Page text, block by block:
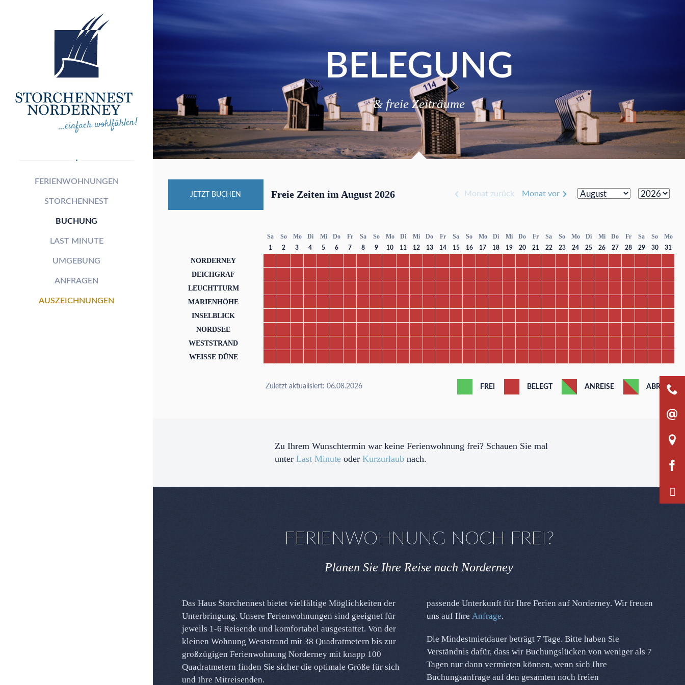
FERIENWOHNUNGEN
STORCHENNEST
BUCHUNG
LAST MINUTE
UMGEBUNG
ANFRAGEN
AUSZEICHNUNGEN
BELEGUNG
& freie Zeiträume
JETZT BUCHEN Freie Zeiten im August 2026 Monat zurück Monat vor
Sa
1
So
2
Mo
3
Di
4
Mi
5
Do
6
Fr
7
Sa
8
So
9
Mo
10
Di
11
Mi
12
Do
13
Fr
14
Sa
15
So
16
Mo
17
Di
18
Mi
19
Do
20
Fr
21
Sa
22
So
23
Mo
24
Di
25
Mi
26
Do
27
Fr
28
Sa
29
So
30
Mo
31
NORDERNEY
DEICHGRAF
LEUCHTTURM
MARIENHÖHE
INSELBLICK
NORDSEE
WESTSTRAND
WEISSE DÜNE
Zuletzt aktualisiert: 06.08.2026 FREI BELEGT ANREISE ABREISE
Zu Ihrem Wunschtermin war keine Ferienwohnung frei? Schauen Sie mal
unter Last Minute oder Kurzurlaub nach.
FERIENWOHNUNG NOCH FREI?
Planen Sie Ihre Reise nach Norderney
Das Haus Storchennest bietet vielfältige Möglichkeiten der
Unterbringung. Unsere Ferienwohnungen sind geeignet für
jeweils 1-6 Reisende und komfortabel ausgestattet. Von der
kleinen Wohnung Weststrand mit 38 Quadratmetern bis zur
großzügigen Ferienwohnung Norderney mit knapp 100
Quadratmetern finden Sie sicher die optimale Größe für sich
und Ihre Mitreisenden.
passende Unterkunft für Ihre Ferien auf Norderney. Wir freuen
uns auf Ihre Anfrage.
Die Mindestmietdauer beträgt 7 Tage. Bitte haben Sie
Verständnis dafür, dass wir Buchungslücken von weniger als 7
Tagen nur dann vermieten können, wenn sich Ihre
Buchungsanfrage auf den gesamten noch freien